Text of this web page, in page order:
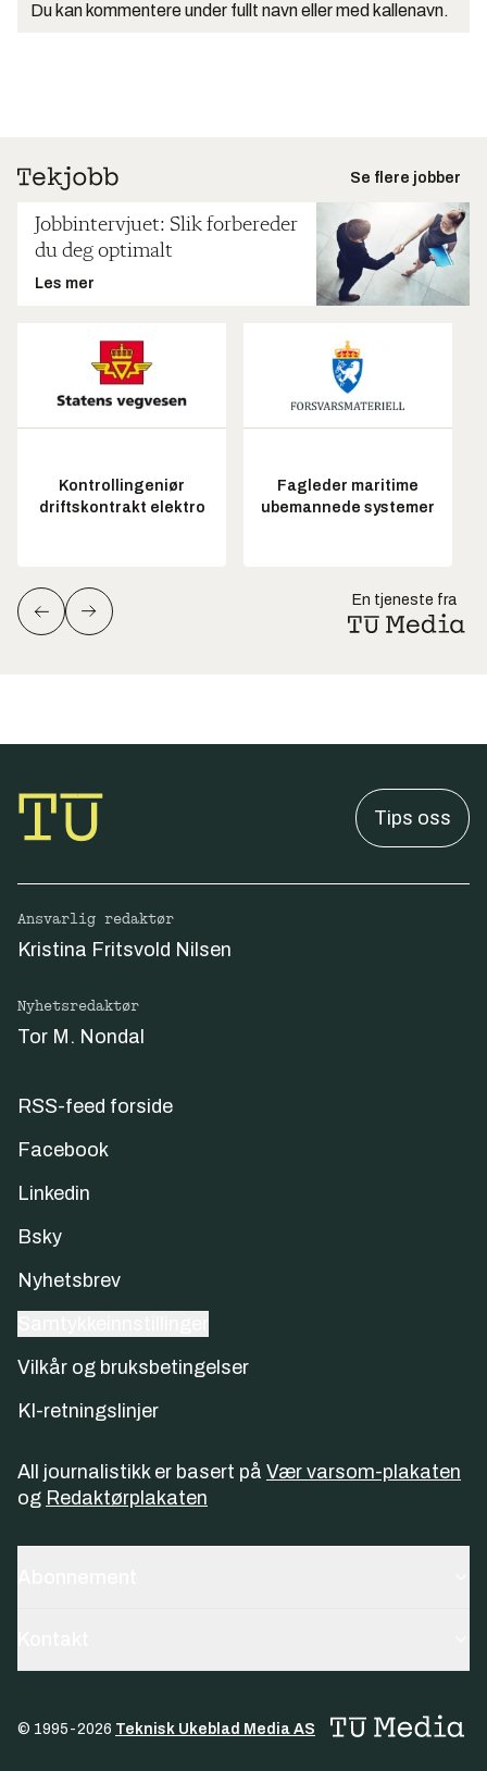
Du kan kommentere under fullt navn eller med kallenavn.
Se flere jobber
Jobbintervjuet: Slik forbereder
du deg optimalt
Les mer
Kontrollingeniør
driftskontrakt elektro
Fagleder maritime
ubemannede systemer
En tjeneste fra
Tips oss
Ansvarlig redaktør
Kristina Fritsvold Nilsen
Nyhetsredaktør
Tor M. Nondal
RSS-feed forside
Facebook
Linkedin
Bsky
Nyhetsbrev
Vilkår og bruksbetingelser
KI-retningslinjer
All journalistikk er basert på Vær varsom-plakaten
og Redaktørplakaten
© 1995-2026 Teknisk Ukeblad Media AS